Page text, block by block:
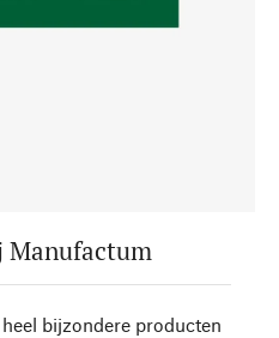
Manufactum
bijzondere producten